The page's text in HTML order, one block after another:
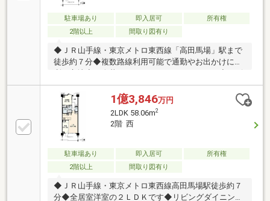
プランナー』がお客様の老後も見据えたライフプラン
を無料作成。お気軽にご相談下さい！☆物件のお問合
せは〈0120-502-278〉☆
駐車場あり 即入居可
所有権
2階以上
間取り図有り
◆ＪＲ山手線・東京メトロ東西線「高田馬場」駅まで
徒歩約７分◆複数路線利用可能で通勤やお出かけに便
ングを見渡せる対面キッチンを採用◆館内にスタディ
ブースやゲストルームなど共用施設が充実◆現在空室
の為、即引渡し可能です【株式会社リビングライフ】
創業35年の信頼で未公開情報多数のリビングライフが
ご紹介します。宅建士×FP×住宅ローンアドバイザーの
資格を併せ持つ『ライフ・エキスパート・プランナ
ー』がお客様の老後も見据えたライフプランを無料作
成。お気軽にご相談下さい！☆物件のお問合せは
1億3,846万円
2LDK 58.06m2
2階 西
駐車場あり 即入居可
所有権
2階以上
間取り図有り
◆ＪＲ山手線・東京メトロ東西線高田馬場駅徒歩約７
分◆全居室洋室の２ＬＤＫです◆リビングダイニング